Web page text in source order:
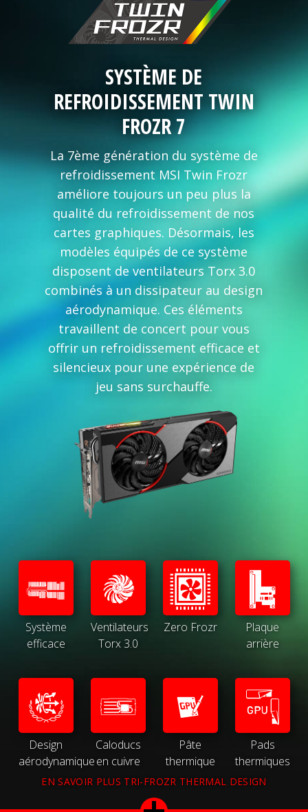
SYSTÈME DE
REFROIDISSEMENT TWIN
FROZR 7
La 7ème génération du système de
refroidissement MSI Twin Frozr
améliore toujours un peu plus la
qualité du refroidissement de nos
cartes graphiques. Désormais, les
modèles équipés de ce système
disposent de ventilateurs Torx 3.0
combinés à un dissipateur au design
aérodynamique. Ces éléments
travaillent de concert pour vous
offrir un refroidissement efficace et
silencieux pour une expérience de
jeu sans surchauffe.
Système
efficace
Ventilateurs
Torx 3.0
Zero Frozr
Plaque
arrière
Design
aérodynamique
Caloducs
en cuivre
Pâte
thermique
Pads
thermiques
EN SAVOIR PLUS TRI-FROZR THERMAL DESIGN